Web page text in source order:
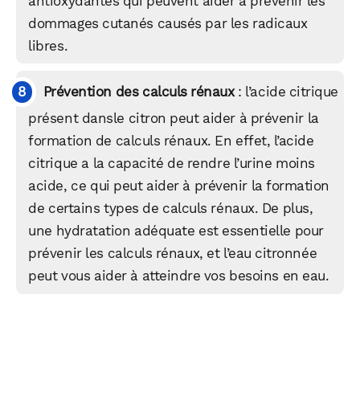
dommages cutanés causés par les radicaux
libres.
Prévention des calculs rénaux: l’acide citrique
présent dansle citron peut aider à prévenir la
formation de calculs rénaux. En effet, l’acide
citrique a la capacité de rendre l’urine moins
acide, ce qui peut aider à prévenir la formation
de certains types de calculs rénaux. De plus,
une hydratation adéquate est essentielle pour
prévenir les calculs rénaux, et l’eau citronnée
peut vous aider à atteindre vos besoins en eau.